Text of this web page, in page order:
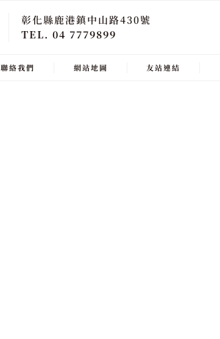
彰化縣鹿港鎮中山路430號
TEL. 04 7779899
聯絡我們 網站地圖 友站連結